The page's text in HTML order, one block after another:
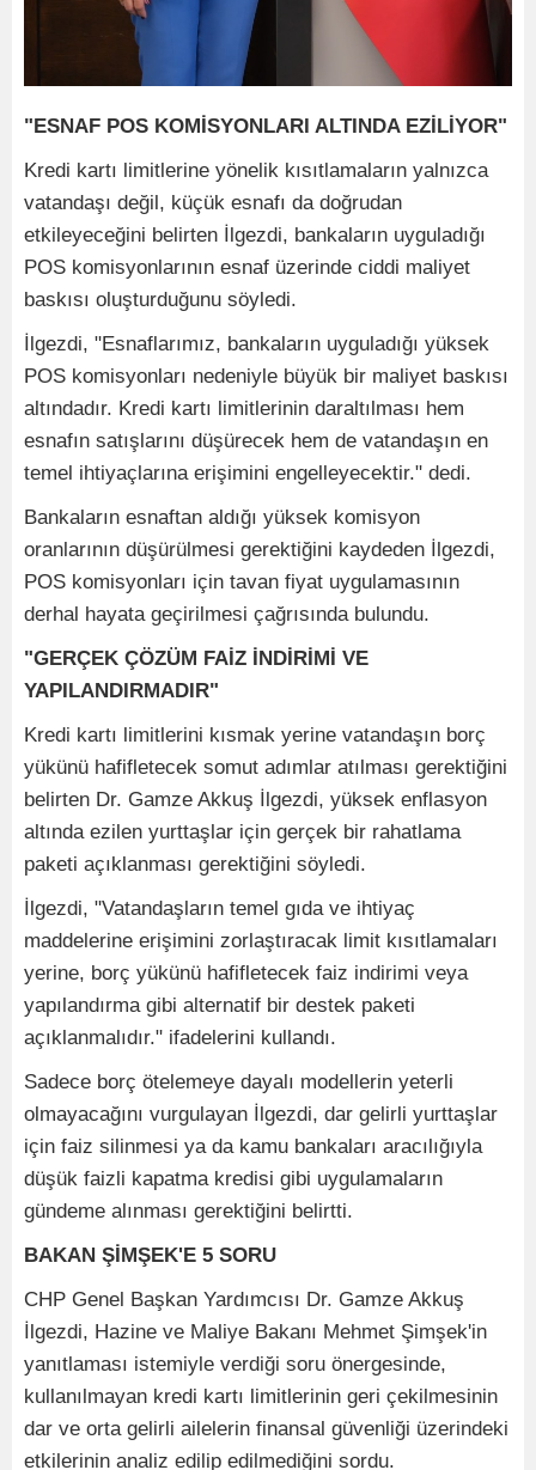
"ESNAF POS KOMİSYONLARI ALTINDA EZİLİYOR"
Kredi kartı limitlerine yönelik kısıtlamaların yalnızca
vatandaşı değil, küçük esnafı da doğrudan
etkileyeceğini belirten İlgezdi, bankaların uyguladığı
POS komisyonlarının esnaf üzerinde ciddi maliyet
baskısı oluşturduğunu söyledi.
İlgezdi, "Esnaflarımız, bankaların uyguladığı yüksek
POS komisyonları nedeniyle büyük bir maliyet baskısı
altındadır. Kredi kartı limitlerinin daraltılması hem
esnafın satışlarını düşürecek hem de vatandaşın en
temel ihtiyaçlarına erişimini engelleyecektir." dedi.
Bankaların esnaftan aldığı yüksek komisyon
oranlarının düşürülmesi gerektiğini kaydeden İlgezdi,
POS komisyonları için tavan fiyat uygulamasının
derhal hayata geçirilmesi çağrısında bulundu.
"GERÇEK ÇÖZÜM FAİZ İNDİRİMİ VE
YAPILANDIRMADIR"
Kredi kartı limitlerini kısmak yerine vatandaşın borç
yükünü hafifletecek somut adımlar atılması gerektiğini
belirten Dr. Gamze Akkuş İlgezdi, yüksek enflasyon
altında ezilen yurttaşlar için gerçek bir rahatlama
paketi açıklanması gerektiğini söyledi.
İlgezdi, "Vatandaşların temel gıda ve ihtiyaç
maddelerine erişimini zorlaştıracak limit kısıtlamaları
yerine, borç yükünü hafifletecek faiz indirimi veya
yapılandırma gibi alternatif bir destek paketi
açıklanmalıdır." ifadelerini kullandı.
Sadece borç ötelemeye dayalı modellerin yeterli
olmayacağını vurgulayan İlgezdi, dar gelirli yurttaşlar
için faiz silinmesi ya da kamu bankaları aracılığıyla
düşük faizli kapatma kredisi gibi uygulamaların
gündeme alınması gerektiğini belirtti.
BAKAN ŞİMŞEK'E 5 SORU
CHP Genel Başkan Yardımcısı Dr. Gamze Akkuş
İlgezdi, Hazine ve Maliye Bakanı Mehmet Şimşek'in
yanıtlaması istemiyle verdiği soru önergesinde,
kullanılmayan kredi kartı limitlerinin geri çekilmesinin
dar ve orta gelirli ailelerin finansal güvenliği üzerindeki
etkilerinin analiz edilip edilmediğini sordu.